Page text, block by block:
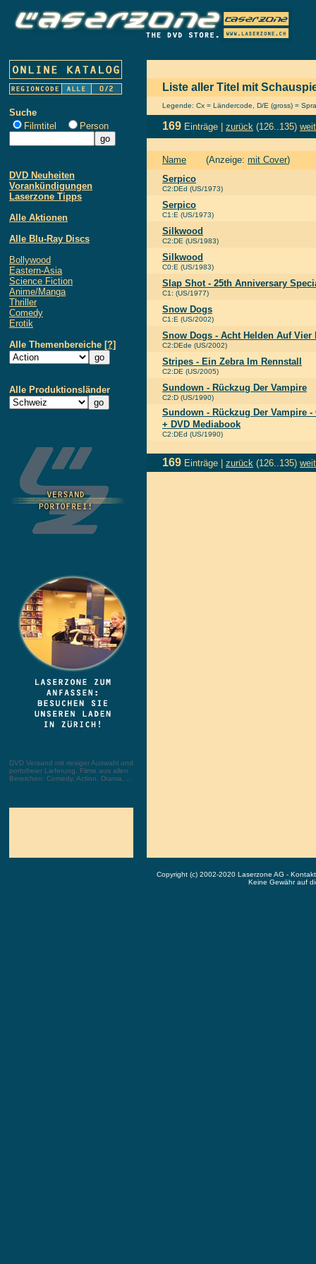
Suche
Filmtitel
Person
DVD Neuheiten
Vorankündigungen
Laserzone Tipps
Alle Aktionen
Alle Blu-Ray Discs
Bollywood
Eastern-Asia
Science Fiction
Anime/Manga
Thriller
Comedy
Erotik
Alle Themenbereiche [?]
Alle Produktionsländer
DVD Versand mit riesiger Auswahl und
portofreier Lieferung. Filme aus allen
Bereichen: Comedy, Action, Drama, ...
Liste aller Titel mit
Legende: Cx = Ländercode, D/E (gross) =
169 Einträge | zurück (126..135)
Name (Anzeige: mit Cover)
Serpico
C2:DEd (US/1973)
Serpico
C1:E (US/1973)
Silkwood
C2:DE (US/1983)
Silkwood
C0:E (US/1983)
Slap Shot - 25th Anniversary
C1: (US/1977)
Snow Dogs
C1:E (US/2002)
Snow Dogs - Acht Helden Auf Vier
C2:DEde (US/2002)
Stripes - Ein Zebra Im Rennstall
C2:DE (US/2005)
Sundown - Rückzug Der Vampire
C2:D (US/1990)
Sundown - Rückzug Der Vampire -
+ DVD Mediabook
C2:DEd (US/1990)
169 Einträge | zurück (126..135)
Copyright (c) 2002-2020 Laserzone AG -
Keine Gewähr auf